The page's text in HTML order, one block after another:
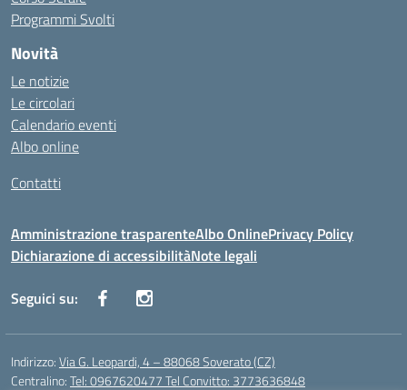
Programmi Svolti
Novità
Le notizie
Le circolari
Calendario eventi
Albo online
Contatti
Amministrazione trasparenteAlbo OnlinePrivacy Policy
Dichiarazione di accessibilitàNote legali
Seguici su:
Indirizzo:Via G. Leopardi, 4 – 88068 Soverato (CZ)
Centralino:Tel: 0967620477 Tel Convitto: 3773636848